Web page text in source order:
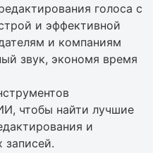
голоса с
и эффективной
и компаниям
звук, экономя время
чтобы найти лучшие
и
записей.